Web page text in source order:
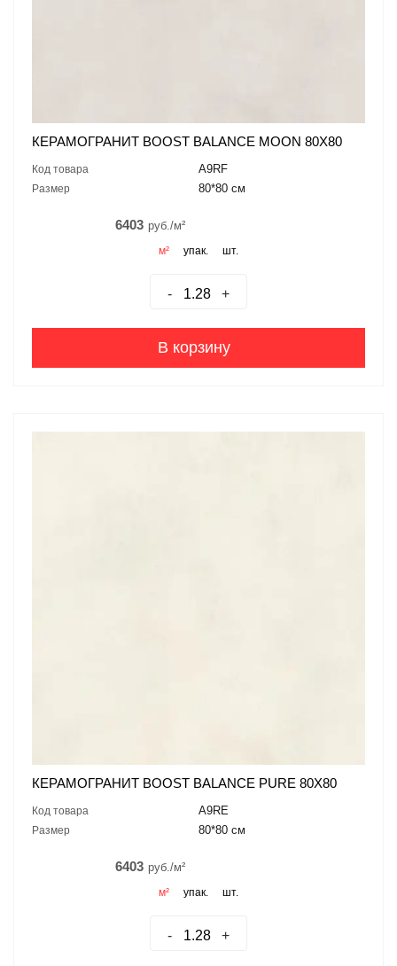
КЕРАМОГРАНИТ BOOST BALANCE MOON 80X80
Код товара A9RF
Размер 80*80 см
6403 руб./м²
м² упак. шт.
- +
В корзину
КЕРАМОГРАНИТ BOOST BALANCE PURE 80X80
Код товара A9RE
Размер 80*80 см
6403 руб./м²
м² упак. шт.
- +